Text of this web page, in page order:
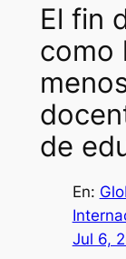
El fin
como
de
En:
Jul 6,